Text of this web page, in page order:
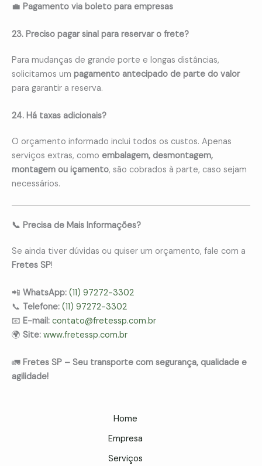
💼 Pagamento via boleto para empresas
23. Preciso pagar sinal para reservar o frete?
Para mudanças de grande porte e longas distâncias,
solicitamos um pagamento antecipado de parte do valor
para garantir a reserva.
24. Há taxas adicionais?
O orçamento informado inclui todos os custos. Apenas
serviços extras, como embalagem, desmontagem,
montagem ou içamento, são cobrados à parte, caso sejam
necessários.
📞 Precisa de Mais Informações?
Se ainda tiver dúvidas ou quiser um orçamento, fale com a
Fretes SP!
📲 WhatsApp: (11) 97272-3302
📞 Telefone: (11) 97272-3302
📧 E-mail: contato@fretessp.com.br
🌍 Site: www.fretessp.com.br
🚛 Fretes SP – Seu transporte com segurança, qualidade e
agilidade!
Home
Empresa
Serviços